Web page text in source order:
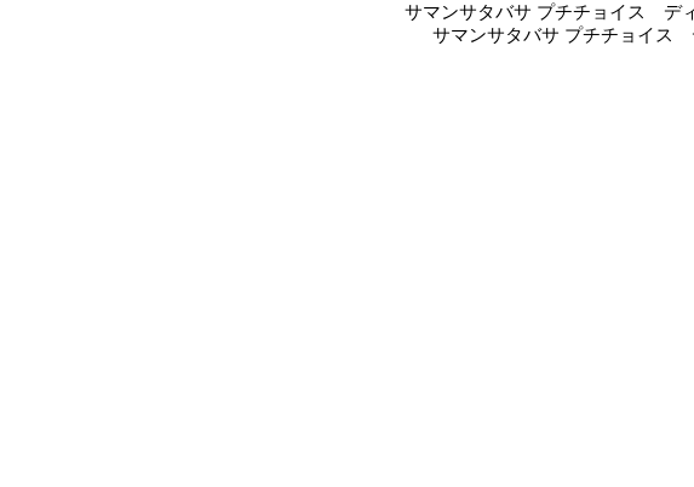
サマンサタバサ プチチョイス デ
サマンサタバサ プチチョイス